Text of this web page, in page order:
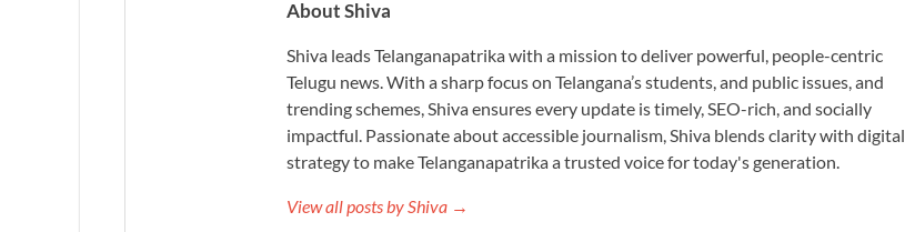
About Shiva
Shiva leads Telanganapatrika with a mission to deliver powerful, people-centric
Telugu news. With a sharp focus on Telangana’s students, and public issues, and
trending schemes, Shiva ensures every update is timely, SEO-rich, and socially
impactful. Passionate about accessible journalism, Shiva blends clarity with digital
strategy to make Telanganapatrika a trusted voice for today's generation.
View all posts by Shiva →